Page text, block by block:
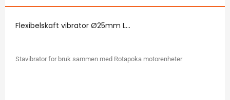
Flexibelskaft vibrator Ø25mm L...
Stavibrator for bruk sammen med Rotapoka motorenheter